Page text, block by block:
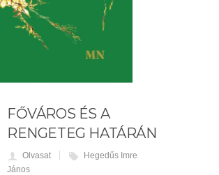
FŐVÁROS ÉS A
RENGETEG HATÁRÁN
Olvasat
Hegedűs Imre
János